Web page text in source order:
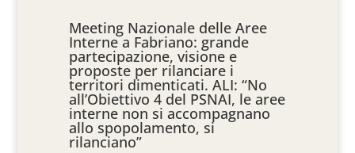
Meeting Nazionale delle Aree
Interne a Fabriano: grande
partecipazione, visione e
proposte per rilanciare i
territori dimenticati. ALI: “No
all’Obiettivo 4 del PSNAI, le aree
interne non si accompagnano
allo spopolamento, si
rilanciano”